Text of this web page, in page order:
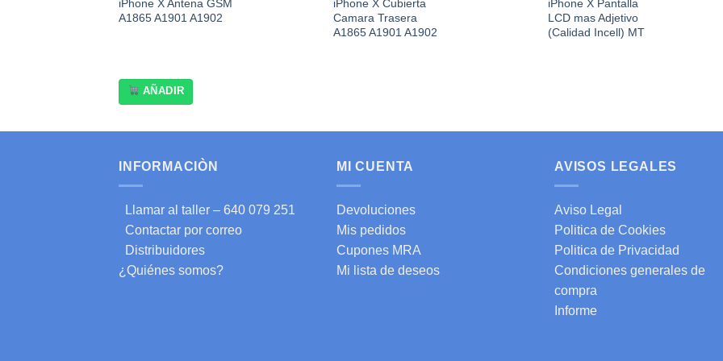
iPhone X Antena GSM
A1865 A1901 A1902
AÑADIR
iPhone X Cubierta
Camara Trasera
A1865 A1901 A1902
iPhone X Pantalla
LCD mas Adjetivo
(Calidad Incell) MT
INFORMACIÒN
Llamar al taller – 640 079 251
Contactar por correo
Distribuidores
¿Quiénes somos?
MI CUENTA
Devoluciones
Mis pedidos
Cupones MRA
Mi lista de deseos
AVISOS LEGALES
Aviso Legal
Politica de Cookies
Politica de Privacidad
Condiciones generales de
compra
Informe